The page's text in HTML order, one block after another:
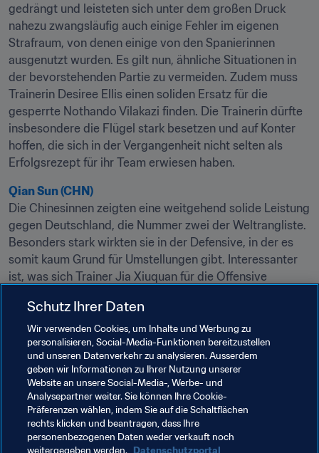
gedrängt und leisteten sich unter dem großen Druck
nahezu zwangsläufig auch einige Fehler im eigenen
Strafraum, von denen einige von den Spanierinnen
ausgenutzt wurden. Es gilt nun, ähnliche Situationen in
der bevorstehenden Partie zu vermeiden. Zudem muss
Trainerin Desiree Ellis einen soliden Ersatz für die
gesperrte Nothando Vilakazi finden. Die Trainerin dürfte
insbesondere die Flügel stark besetzen und auf Konter
hoffen, die sich in der Vergangenheit nicht selten als
Erfolgsrezept für ihr Team erwiesen haben.
Qian Sun (CHN)
Die Chinesinnen zeigten eine weitgehend solide Leistung
gegen Deutschland, die Nummer zwei der Weltrangliste.
Besonders stark wirkten sie in der Defensive, in der es
somit kaum Grund für Umstellungen gibt. Interessanter
ist, was sich Trainer Jia Xiuquan für die Offensive
aus dieser Partie, doch Jia hat mehrfach davor gewarnt,
dass die Südafrikanerinnen in der schnellen
Vorwärtsbewegung für viel Gefahr sorgen können. Die
richtige Balance zwischen Abwehr und Angriff zu finden,
wird sich als entscheidend erweisen.
Schutz Ihrer Daten
Wir verwenden Cookies, um Inhalte und Werbung zu
personalisieren, Social-Media-Funktionen bereitzustellen
und unseren Datenverkehr zu analysieren. Ausserdem
geben wir Informationen zu Ihrer Nutzung unserer
Website an unsere Social-Media-, Werbe- und
Analysepartner weiter. Sie können Ihre Cookie-
Präferenzen wählen, indem Sie auf die Schaltflächen
rechts klicken und beantragen, dass Ihre
personenbezogenen Daten weder verkauft noch
weitergegeben werden. Datenschutzportal